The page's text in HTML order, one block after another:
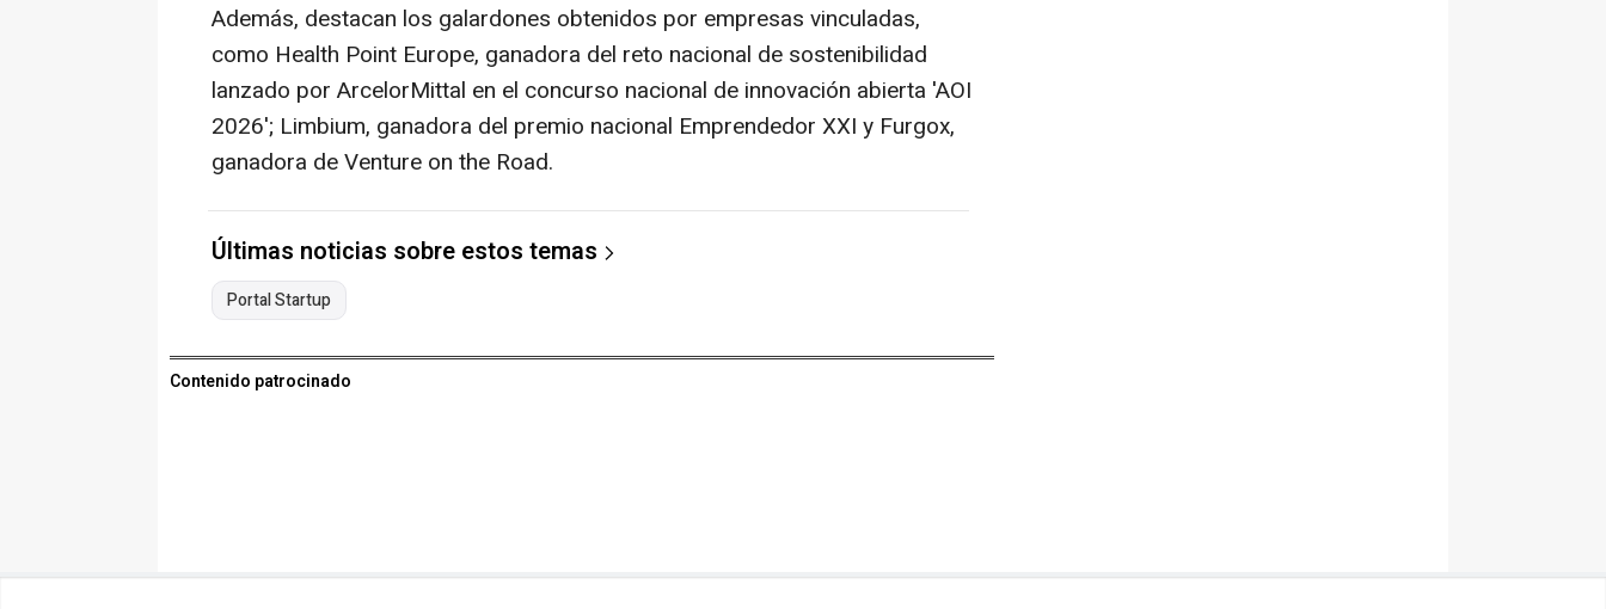
Además, destacan los galardones obtenidos por empresas vinculadas,
como Health Point Europe, ganadora del reto nacional de sostenibilidad
lanzado por ArcelorMittal en el concurso nacional de innovación abierta 'AOI
2026'; Limbium, ganadora del premio nacional Emprendedor XXI y Furgox,
ganadora de Venture on the Road.
Últimas noticias sobre estos temas
Portal Startup
Contenido patrocinado